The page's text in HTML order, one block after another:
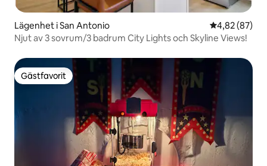
Lägenhet i San Antonio 4,82 av 5 i
4,82 (87)
Njut av 3 sovrum/3 badrum City Lights och Skyline Views!
Gästfavorit
Gästfavorit